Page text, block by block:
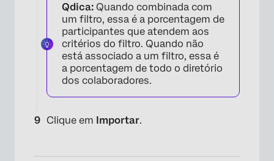
Qdica: Quando combinada com
um filtro, essa é a porcentagem de
participantes que atendem aos
critérios do filtro. Quando não
está associado a um filtro, essa é
a porcentagem de todo o diretório
dos colaboradores.
Clique em Importar.